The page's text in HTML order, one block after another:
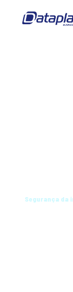
Segurança da